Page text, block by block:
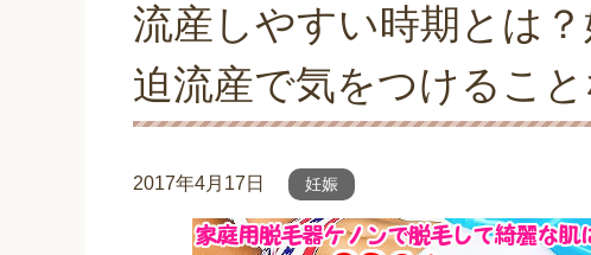
流産しやすい時期とは
迫流産で気をつけるこ
2017年4月17日 妊娠